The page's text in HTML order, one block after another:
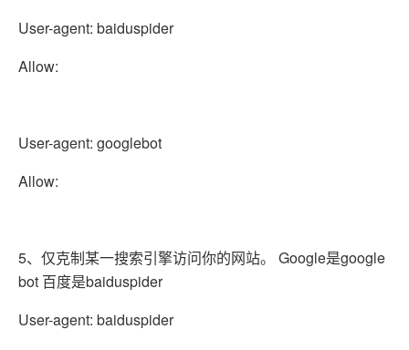
User-agent: baiduspider
Allow:
User-agent: googlebot
Allow:
5、仅克制某一搜索引擎访问你的网站。 Google是google
bot 百度是baiduspider
User-agent: baiduspider